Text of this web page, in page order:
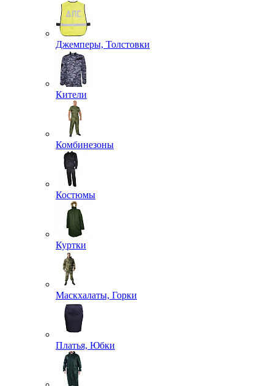
Джемперы, Толстовки
Кители
Комбинезоны
Костюмы
Куртки
Маскхалаты, Горки
Платья, Юбки